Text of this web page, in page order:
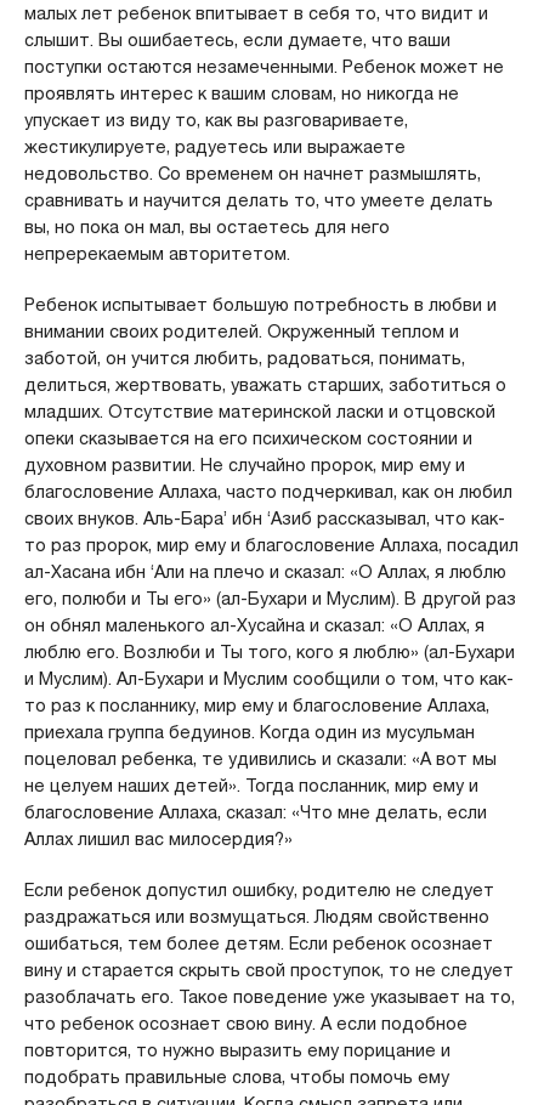
малых лет ребенок впитывает в себя то, что видит и
слышит. Вы ошибаетесь, если думаете, что ваши
поступки остаются незамеченными. Ребенок может не
проявлять интерес к вашим словам, но никогда не
упускает из виду то, как вы разговариваете,
жестикулируете, радуетесь или выражаете
недовольство. Со временем он начнет размышлять,
сравнивать и научится делать то, что умеете делать
вы, но пока он мал, вы остаетесь для него
непререкаемым авторитетом.
Ребенок испытывает большую потребность в любви и
внимании своих родителей. Окруженный теплом и
заботой, он учится любить, радоваться, понимать,
делиться, жертвовать, уважать старших, заботиться о
младших. Отсутствие материнской ласки и отцовской
опеки сказывается на его психическом состоянии и
духовном развитии. Не случайно пророк, мир ему и
благословение Аллаха, часто подчеркивал, как он любил
своих внуков. Аль-Бара’ ибн ‘Азиб рассказывал, что как-
то раз пророк, мир ему и благословение Аллаха, посадил
ал-Хасана ибн ‘Али на плечо и сказал: «О Аллах, я люблю
его, полюби и Ты его» (ал-Бухари и Муслим). В другой раз
он обнял маленького ал-Хусайна и сказал: «О Аллах, я
люблю его. Возлюби и Ты того, кого я люблю» (ал-Бухари
и Муслим). Ал-Бухари и Муслим сообщили о том, что как-
то раз к посланнику, мир ему и благословение Аллаха,
приехала группа бедуинов. Когда один из мусульман
поцеловал ребенка, те удивились и сказали: «А вот мы
не целуем наших детей». Тогда посланник, мир ему и
благословение Аллаха, сказал: «Что мне делать, если
Аллах лишил вас милосердия?»
Если ребенок допустил ошибку, родителю не следует
раздражаться или возмущаться. Людям свойственно
ошибаться, тем более детям. Если ребенок осознает
вину и старается скрыть свой проступок, то не следует
разоблачать его. Такое поведение уже указывает на то,
что ребенок осознает свою вину. А если подобное
повторится, то нужно выразить ему порицание и
подобрать правильные слова, чтобы помочь ему